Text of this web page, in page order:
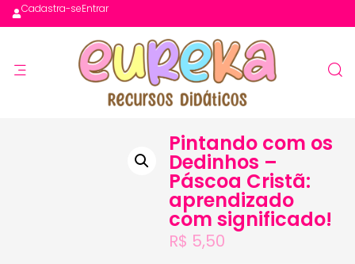
Cadastra-seEntrar
Pintando com os
Dedinhos –
Páscoa Cristã:
aprendizado
com significado!
R$ 5,50